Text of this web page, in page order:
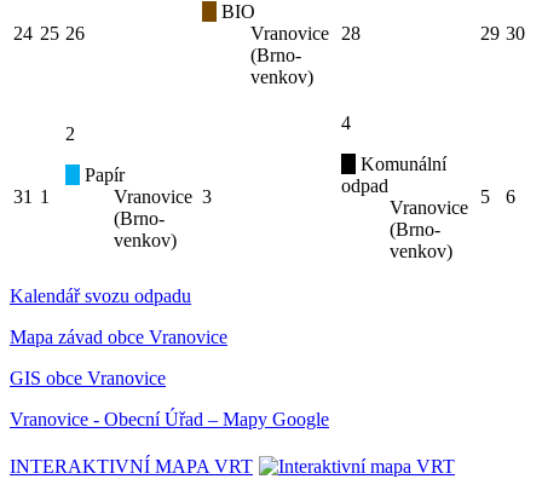
24 25 26
BIO
Vranovice
(Brno-
venkov)
28 29 30
31 1
2
Papír
Vranovice
(Brno-
venkov)
3
4
Komunální
odpad
Vranovice
(Brno-
venkov)
5 6
Kalendář svozu odpadu
Mapa závad obce Vranovice
GIS obce Vranovice
Vranovice - Obecní Úřad – Mapy Google
INTERAKTIVNÍ MAPA VRT